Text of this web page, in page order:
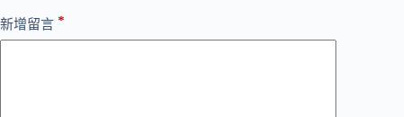
新增留言 *